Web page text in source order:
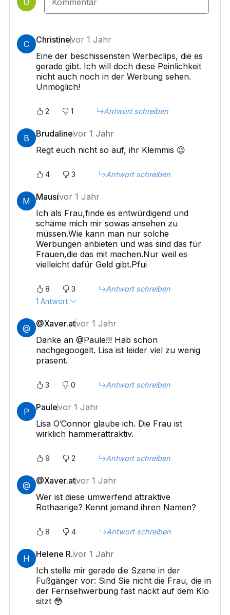
C Christinevor 1 Jahr
Eine der beschissensten Werbeclips, die es
gerade gibt. Ich will doch diese Peinlichkeit
nicht auch noch in der Werbung sehen.
Unmöglich!
2 1 Antwort schreiben
B Brudalinevor 1 Jahr
Regt euch nicht so auf, ihr Klemmis 😉
4 3 Antwort schreiben
M Mausivor 1 Jahr
Ich als Frau,finde es entwürdigend und
schäme mich mir sowas ansehen zu
müssen.Wie kann man nur solche
Werbungen anbieten und was sind das für
Frauen,die das mit machen.Nur weil es
vielleicht dafür Geld gibt.Pfui
8 3
Antwort schreiben
1 Antwort
@ @Xaver.atvor 1 Jahr
Danke an @Paule!!! Hab schon
nachgegoogelt. Lisa ist leider viel zu wenig
präsent.
3 0 Antwort schreiben
P Paulevor 1 Jahr
Lisa O’Connor glaube ich. Die Frau ist
wirklich hammerattraktiv.
9 2 Antwort schreiben
@ @Xaver.atvor 1 Jahr
Wer ist diese umwerfend attraktive
Rothaarige? Kennt jemand ihren Namen?
8 4 Antwort schreiben
H Helene R.vor 1 Jahr
Ich stelle mir gerade die Szene in der
Fußgänger vor: Sind Sie nicht die Frau, die in
der Fernsehwerbung fast nackt auf dem Klo
sitzt 😳